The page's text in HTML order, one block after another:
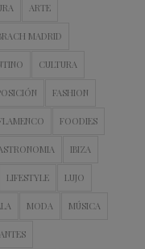
ARTE
MADRID
CULTURA
FASHION
FOODIES
IBIZA
LIFESTYLE LUJO
MODA MÚSICA